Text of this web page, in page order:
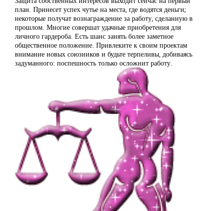
план. Принесет успех чутье на места, где водятся деньги;
некоторые получат вознаграждение за работу, сделанную в
прошлом. Многие совершат удачные приобретения для
личного гардероба. Есть шанс занять более заметное
общественное положение. Привлеките к своим проектам
внимание новых союзников и будьте терпеливы, добиваясь
задуманного: поспешность только осложнит работу.